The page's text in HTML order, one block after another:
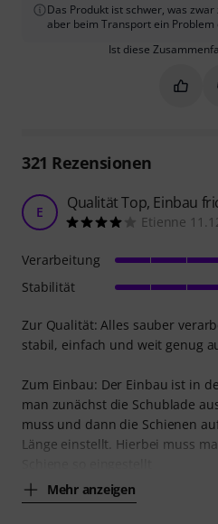
Das Produkt ist schwer, was
aber beim Transport ein Problem
Ist diese
321 Rezensionen
E Qualität Top, Einbau
Etienne
Zur Qualität: Alles sauber
stabil, einfach und weit genug
Zum Einbau: Der Einbau ist in
man zunächst die Schublade
muss und dann die Schienen
Länge einstellt. Hierbei muss
Mehr anzeigen
Verarbeitung
Stabilität